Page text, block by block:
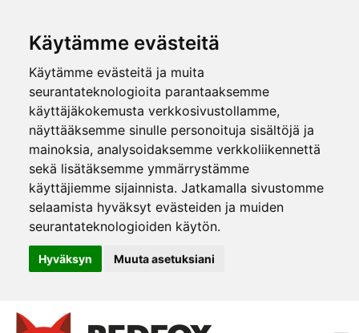
Käytämme evästeitä
Käytämme evästeitä ja muita
seurantateknologioita parantaaksemme
käyttäjäkokemusta verkkosivustollamme,
näyttääksemme sinulle personoituja sisältöjä ja
mainoksia, analysoidaksemme verkkoliikennettä
sekä lisätäksemme ymmärrystämme
käyttäjiemme sijainnista. Jatkamalla sivustomme
selaamista hyväksyt evästeiden ja muiden
seurantateknologioiden käytön.
Hyväksyn Muuta asetuksiani